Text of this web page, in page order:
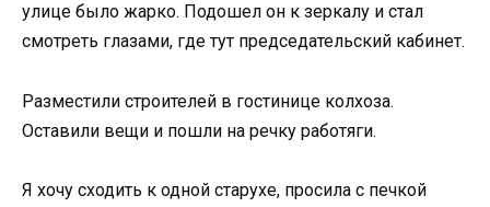
улице было жарко. Подошел он к зеркалу и стал
смотреть глазами, где тут председательский кабинет.
Разместили строителей в гостинице колхоза.
Оставили вещи и пошли на речку работяги.
Я хочу сходить к одной старухе, просила с печкой